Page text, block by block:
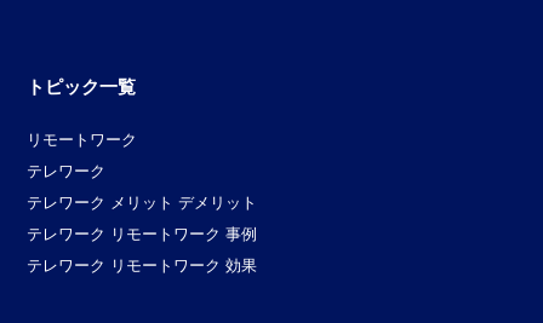
トピック一覧
リモートワーク
テレワーク
テレワーク メリット デメリット
テレワーク リモートワーク 事例
テレワーク リモートワーク 効果